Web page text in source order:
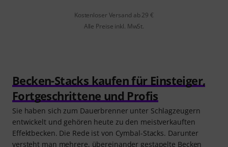
Kostenloser Versand ab 29 €
Alle Preise inkl. MwSt.
Becken-Stacks kaufen für Einsteiger,
Fortgeschrittene und Profis
Sie haben sich zum Dauerbrenner unter Schlagzeugern
entwickelt und gehören heute zu den meistverkauften
Effektbecken. Die Rede ist von Cymbal-Stacks. Darunter
versteht man mehrere, übereinander gestapelte Becken